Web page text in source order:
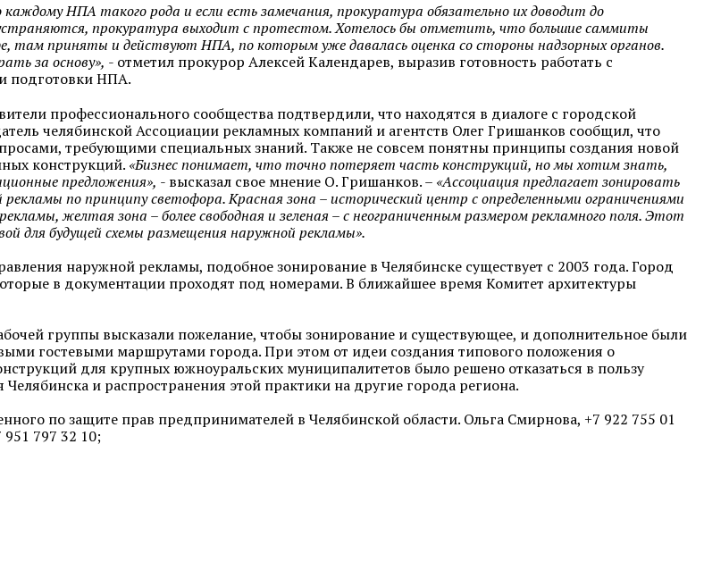
НПА такого рода и если есть замечания, прокуратура обязательно их доводит до
прокуратура выходит с протестом. Хотелось бы отметить, что большие саммиты
там приняты и действуют НПА, по которым уже давалась оценка со стороны надзорных органов.
за основу», - отметил прокурор Алексей Календарев, выразив готовность работать с
подготовки НПА.
профессионального сообщества подтвердили, что находятся в диалоге с городской
челябинской Ассоциации рекламных компаний и агентств Олег Гришанков сообщил, что
требующими специальных знаний. Также не совсем понятны принципы создания новой
конструкций. «Бизнес понимает, что точно потеряет часть конструкций, но мы хотим знать,
предложения», - высказал свое мнение О. Гришанков. – «Ассоциация предлагает зонировать
рекламы по принципу светофора. Красная зона – исторический центр с определенными ограничениями
желтая зона – более свободная и зеленая – с неограниченным размером рекламного поля. Этот
для будущей схемы размещения наружной рекламы».
наружной рекламы, подобное зонирование в Челябинске существует с 2003 года. Город
в документации проходят под номерами. В ближайшее время Комитет архитектуры
группы высказали пожелание, чтобы зонирование и существующее, и дополнительное были
гостевыми маршрутами города. При этом от идеи создания типового положения о
для крупных южноуральских муниципалитетов было решено отказаться в пользу
и распространения этой практики на другие города региона.
по защите прав предпринимателей в Челябинской области. Ольга Смирнова, +7 922 755 01
951 797 32 10;